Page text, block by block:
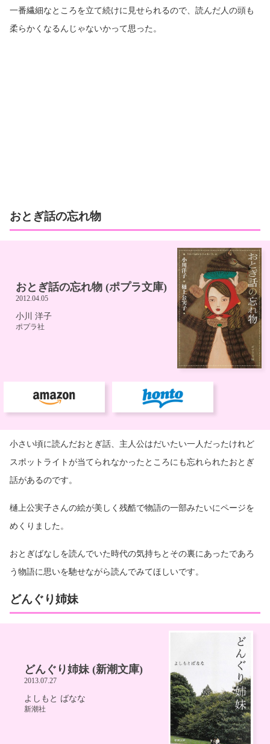
一番繊細なところを立て続けに見せられるので、読んだ人の頭も
柔らかくなるんじゃないかって思った。
おとぎ話の忘れ物
小さい頃に読んだおとぎ話、主人公はだいたい一人だったけれど
スポットライトが当てられなかったところにも忘れられたおとぎ
話があるのです。
樋上公実子さんの絵が美しく残酷で物語の一部みたいにページを
めくりました。
おとぎばなしを読んでいた時代の気持ちとその裏にあったであろ
う物語に思いを馳せながら読んでみてほしいです。
どんぐり姉妹